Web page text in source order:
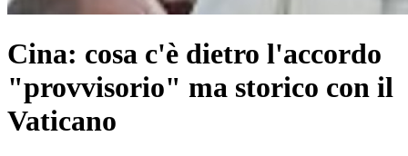
Cina: cosa c'è dietro l'accordo
"provvisorio" ma storico con il
Vaticano